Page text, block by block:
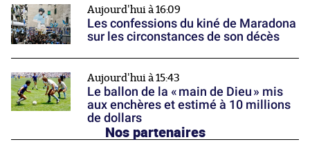
Aujourd'hui à 16:09
Les confessions du kiné de Maradona
sur les circonstances de son décès
Aujourd'hui à 15:43
Le ballon de la « main de Dieu » mis
aux enchères et estimé à 10 millions
de dollars
Nos partenaires